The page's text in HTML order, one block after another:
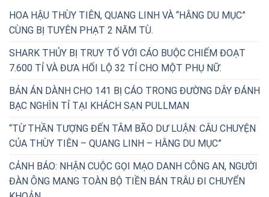
HOA HẬU THÙY TIÊN, QUANG LINH VÀ “HẰNG DU MỤC”
CÙNG BỊ TUYÊN PHẠT 2 NĂM TÙ.
SHARK THỦY BỊ TRUY TỐ VỚI CÁO BUỘC CHIẾM ĐOẠT
7.600 TỈ VÀ ĐƯA HỐI LỘ 32 TỈ CHO MỘT PHỤ NỮ.
BẢN ÁN DÀNH CHO 141 BỊ CÁO TRONG ĐƯỜNG DÂY ĐÁNH
BẠC NGHÌN TỈ TẠI KHÁCH SẠN PULLMAN
“TỪ THẦN TƯỢNG ĐẾN TÂM BÃO DƯ LUẬN: CÂU CHUYỆN
CỦA THÙY TIÊN – QUANG LINH – HẰNG DU MỤC”
CẢNH BÁO: NHẬN CUỘC GỌI MẠO DANH CÔNG AN, NGƯỜI
ĐÀN ÔNG MANG TOÀN BỘ TIỀN BÁN TRÂU ĐI CHUYỂN